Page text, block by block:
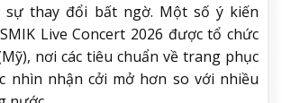
sự thay đổi bất ngờ. Một số ý kiến
Live Concert 2026 được tổ chức
nơi các tiêu chuẩn về trang phục
nhìn nhận cởi mở hơn so với nhiều